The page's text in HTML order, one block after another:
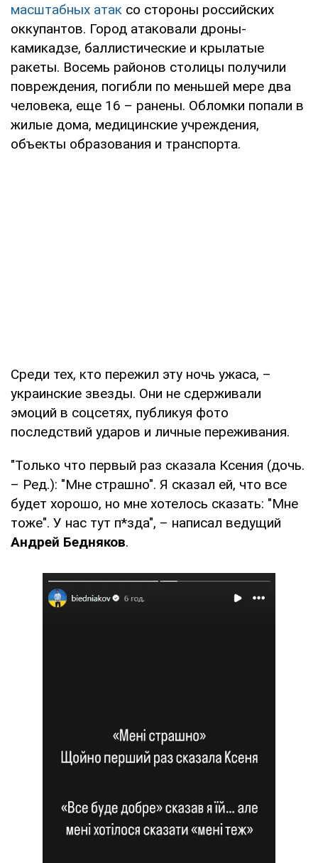
масштабных атак со стороны российских
оккупантов. Город атаковали дроны-
камикадзе, баллистические и крылатые
ракеты. Восемь районов столицы получили
повреждения, погибли по меньшей мере два
человека, еще 16 – ранены. Обломки попали в
жилые дома, медицинские учреждения,
объекты образования и транспорта.
Среди тех, кто пережил эту ночь ужаса, –
украинские звезды. Они не сдерживали
эмоций в соцсетях, публикуя фото
последствий ударов и личные переживания.
"Только что первый раз сказала Ксения (дочь.
– Ред.): "Мне страшно". Я сказал ей, что все
будет хорошо, но мне хотелось сказать: "Мне
тоже". У нас тут п*зда", – написал ведущий
Андрей Бедняков.